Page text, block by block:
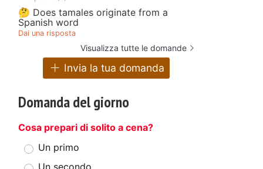
🤔 Does tamales originate from a
Spanish word
Dai una risposta
Visualizza tutte le domande
Invia la tua domanda
Domanda del giorno
Cosa prepari di solito a cena?
Un primo